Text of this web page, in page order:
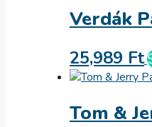
Verdák
25,989 Ft
Tom &